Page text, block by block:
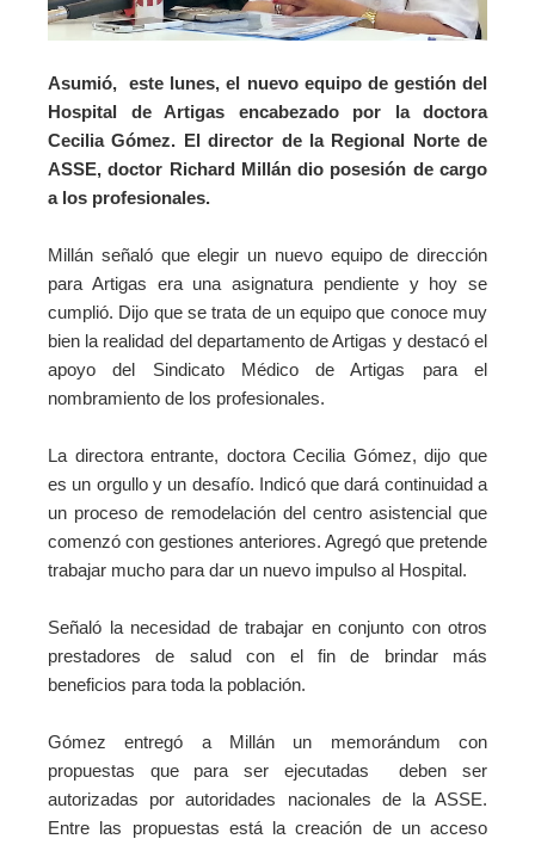
Asumió, este lunes, el nuevo equipo de gestión del
Hospital de Artigas encabezado por la doctora
Cecilia Gómez. El director de la Regional Norte de
ASSE, doctor Richard Millán dio posesión de cargo
a los profesionales.
Millán señaló que elegir un nuevo equipo de dirección
para Artigas era una asignatura pendiente y hoy se
cumplió. Dijo que se trata de un equipo que conoce muy
bien la realidad del departamento de Artigas y destacó el
apoyo del Sindicato Médico de Artigas para el
nombramiento de los profesionales.
La directora entrante, doctora Cecilia Gómez, dijo que
es un orgullo y un desafío. Indicó que dará continuidad a
un proceso de remodelación del centro asistencial que
comenzó con gestiones anteriores. Agregó que pretende
trabajar mucho para dar un nuevo impulso al Hospital.
Señaló la necesidad de trabajar en conjunto con otros
prestadores de salud con el fin de brindar más
beneficios para toda la población.
Gómez entregó a Millán un memorándum con
propuestas que para ser ejecutadas deben ser
autorizadas por autoridades nacionales de la ASSE.
Entre las propuestas está la creación de un acceso